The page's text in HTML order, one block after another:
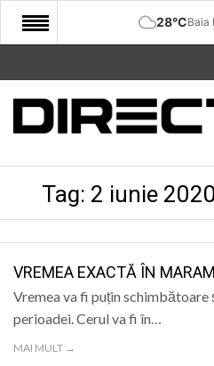
28°CBaia
START
COMUNITATE
CULTURA
SANATATE
SPORT
Tag: 2 iunie
VREMEA EXACTĂ ÎN
Vremea va fi puțin
perioadei. Cerul va fi în…
MAI MULT →